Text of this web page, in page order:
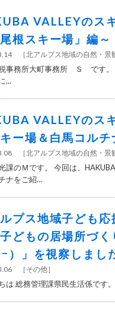
VALLEYのス
根スキー場」編～
［北アルプス地域の自然・景
事務所大町事務所 Ｓ です。
...
VALLEYのス
ー場＆白馬コルチ
［北アルプス地域の自然・景
課のＭです。 今回は、
ナをご紹...
プス地域子ども
どもの居場所づ
ｰ）」を視察しまし
［ その他］
は 総務管理課県民生活係で